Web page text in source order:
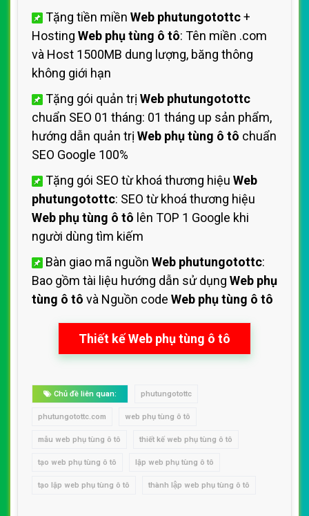
Tặng tiền miền Web phutungotottc+
Hosting Web phụ tùng ô tô: Tên miền .com
và Host 1500MB dung lượng, băng thông
không giới hạn
Tặng gói quản trị Web phutungotottc
chuẩn SEO 01 tháng: 01 tháng up sản phẩm,
hướng dẫn quản trị Web phụ tùng ô tô chuẩn
SEO Google 100%
Tặng gói SEO từ khoá thương hiệu Web
phutungotottc: SEO từ khoá thương hiệu
Web phụ tùng ô tô lên TOP 1 Google khi
người dùng tìm kiếm
Bàn giao mã nguồn Web phutungotottc:
Bao gồm tài liệu hướng dẫn sử dụng Web phụ
tùng ô tô và Nguồn code Web phụ tùng ô tô
Thiết kế Web phụ tùng ô tô
Chủ đề liên quan: phutungotottc
phutungotottc.com web phụ tùng ô tô
mẫu web phụ tùng ô tô thiết kế web phụ tùng ô tô
tạo web phụ tùng ô tô lập web phụ tùng ô tô
tạo lập web phụ tùng ô tô thành lập web phụ tùng ô tô